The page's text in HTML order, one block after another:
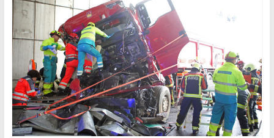
Diest
•
Haarlem
•
Fotograaf